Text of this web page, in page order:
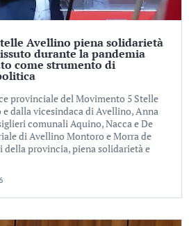
Avellino piena solidarietà
durante la pandemia
come strumento di
provinciale del Movimento 5 Stelle
dalla vicesindaca di Avellino, Anna
comunali Aquino, Nacca e De
di Avellino Montoro e Morra de
provincia, piena solidarietà e